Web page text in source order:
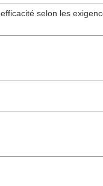
selon les